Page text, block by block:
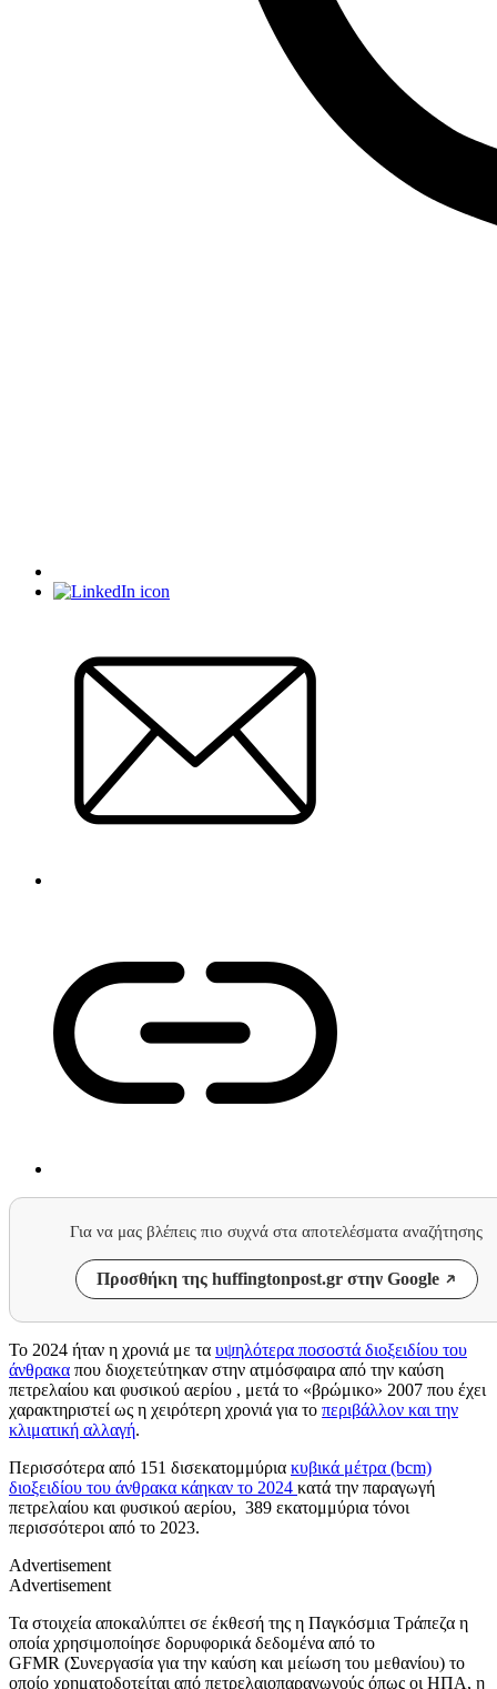
Για να μας βλέπεις πιο συχνά στα αποτελέσματα αναζήτησης
Προσθήκη της huffingtonpost.gr στην Google
Το 2024 ήταν η χρονιά με τα υψηλότερα ποσοστά διοξειδίου του
άνθρακα που διοχετεύτηκαν στην ατμόσφαιρα από την καύση
πετρελαίου και φυσικού αερίου , μετά το «βρώμικο» 2007 που έχει
χαρακτηριστεί ως η χειρότερη χρονιά για το περιβάλλον και την
κλιματική αλλαγή.
Περισσότερα από 151 δισεκατομμύρια κυβικά μέτρα (bcm)
διοξειδίου του άνθρακα κάηκαν το 2024 κατά την παραγωγή
πετρελαίου και φυσικού αερίου, 389 εκατομμύρια τόνοι
περισσότεροι από το 2023.
Advertisement
Advertisement
Τα στοιχεία αποκαλύπτει σε έκθεσή της η Παγκόσμια Τράπεζα η
οποία χρησιμοποίησε δορυφορικά δεδομένα από το
GFMR (Συνεργασία για την καύση και μείωση του μεθανίου) το
οποίο χρηματοδοτείται από πετρελαιοπαραγωγούς όπως οι ΗΠΑ, η